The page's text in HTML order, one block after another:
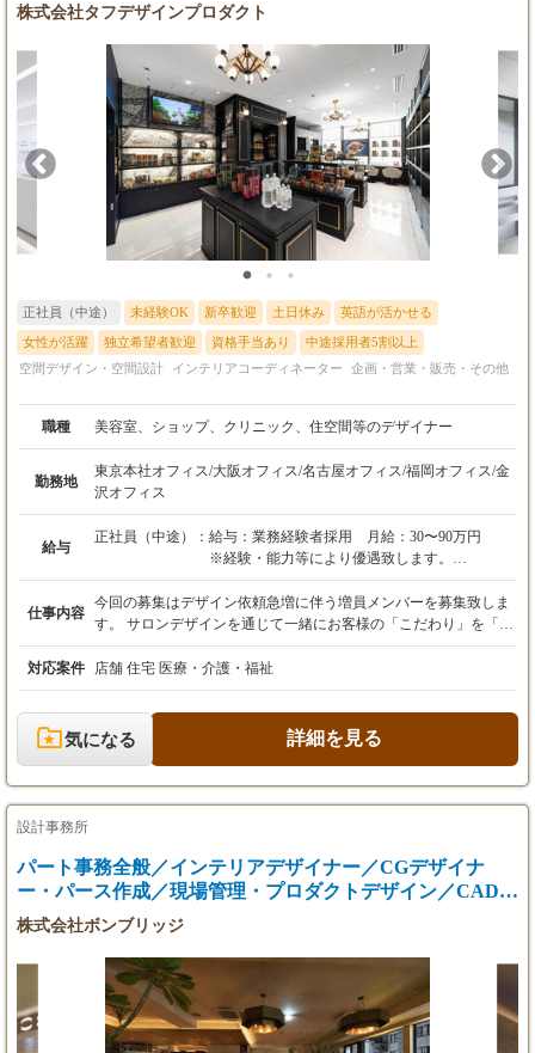
程度で、多い・少ない時もあります。 ④施工管理・現場監督 新
職人さんと連携しながら店舗づくりを支えるポジションです。 ★
当社に少しでも興味を持っていただければ、まずは気軽にご応募
ください。
株式会社タフデザインプロダクト
正社員（中途） 未経験OK 新卒歓迎 土日休み 英語が活かせる
女性が活躍 独立希望者歓迎 資格手当あり
中途採用者5割以上
空間デザイン・空間設計
インテリアコーディネーター 企画・営業・販売・その他
職種 美容室、ショップ、クリニック、住空間等のデザイナー
勤務地
東京本社オフィス/大阪オフィス/名古屋オフィス/福岡オフィス/金
沢オフィス
給与
正社員（中途）： 給与：業務経験者採用 月給：30〜90万円
※経験・能力等により優遇致します。
※面接時にお互い納得いくまで話し合いましょ
う。
賞与年1回、業績に応じて別途決算賞与あり
昇給年1回
仕事内容
今回の募集はデザイン依頼急増に伴う増員メンバーを募集致しま
す。 サロンデザインを通じて一緒にお客様の「こだわり」を「カ
タチ」にしていきましょう。 弊社リクルートサイト https://tough-d
p.jp/recruit/ デザイナー全員の個性が際立つホームページの施工事
例を見てください。日々更新されるこの多彩な事例が当社の強み
です。 http://www.tough-dp.jp ほとんどの新規依頼がこのホームペ
ージを閲覧して問い合わせがきます。（50件以上/月） 全国5拠点
展開。各オフィスでフラットな環境のもとスタッフ同士で刺激を
躍しその成果を還元する事が会社の使命だと考えます。 ひとりで
も多くの方々とお会いしたいと思っています。 ご応募お待ちして
おります。
対応案件 店舗 住宅 医療・介護・福祉
気になる 詳細を見る
設計事務所
パート事務全般／インテリアデザイナー／CGデザイナ
ー・パース作成／現場管理・プロダクトデザイン／CADオ
ペレーター
株式会社ボンブリッジ